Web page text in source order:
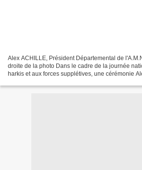
Alex ACHILLE, Président Départemental de
droite de la photo Dans le cadre de la journée
harkis et aux forces supplétives, une cérémonie